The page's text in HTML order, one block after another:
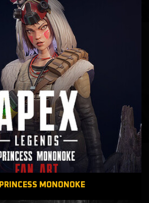
PRINCESS MONONOKE